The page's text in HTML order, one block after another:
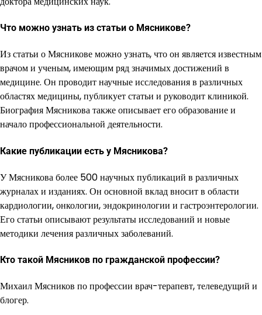
Что можно узнать из статьи о Мясникове?
Из статьи о Мясникове можно узнать, что он является известным
врачом и ученым, имеющим ряд значимых достижений в
медицине. Он проводит научные исследования в различных
областях медицины, публикует статьи и руководит клиникой.
Биография Мясникова также описывает его образование и
начало профессиональной деятельности.
Какие публикации есть у Мясникова?
У Мясникова более 500 научных публикаций в различных
журналах и изданиях. Он основной вклад вносит в области
кардиологии, онкологии, эндокринологии и гастроэнтерологии.
Его статьи описывают результаты исследований и новые
методики лечения различных заболеваний.
Кто такой Мясников по гражданской профессии?
Михаил Мясников по профессии врач-терапевт, телеведущий и
блогер.